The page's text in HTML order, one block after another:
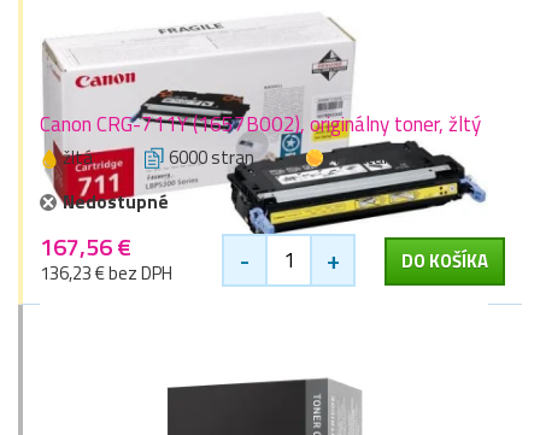
Canon CRG-711Y (1657B002), originálny toner, žltý
žltá 6000 stran
1 zlaťák
Nedostupné
167,56 €
136,23 € bez DPH - + DO KOŠÍKA